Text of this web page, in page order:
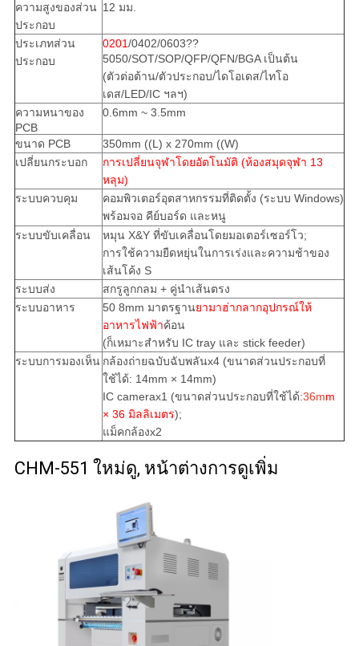
ความสูงของส่วน
ประกอบ
12 มม.
ประเภทส่วน
ประกอบ
0201/0402/0603??
5050/SOT/SOP/QFP/QFN/BGA เป็นต้น
(ตัวต่อต้าน/ตัวประกอบ/ไดโอเดส/ไทโอ
เดส/LED/IC ฯลฯ)
ความหนาของ
PCB
0.6mm ~ 3.5mm
ขนาด PCB
350mm ((L) x 270mm ((W)
เปลี่ยนกระบอก
การเปลี่ยนจุฬาโดยอัตโนมัติ (ห้องสมุดจุฬา 13
หลุม)
ระบบควบคุม
คอมพิวเตอร์อุตสาหกรรมที่ติดตั้ง (ระบบ Windows)
พร้อมจอ คีย์บอร์ด และหนู
ระบบขับเคลื่อน
หมุน X&Y ที่ขับเคลื่อนโดยมอเตอร์เซอร์โว;
การใช้ความยืดหยุ่นในการเร่งและความช้าของ
เส้นโค้ง S
ระบบส่ง
สกรูลูกกลม + คู่นําเส้นตรง
ระบบอาหาร
50 8mm มาตรฐานยามาฮ่ากลากอุปกรณ์ให้
อาหารไฟฟ้าค้อน
(ก็เหมาะสําหรับ IC tray และ stick feeder)
ระบบการมองเห็น กล้องถ่ายฉบับฉับพลันx4 (ขนาดส่วนประกอบที่
ใช้ได้: 14mm × 14mm)
IC camerax1 (ขนาดส่วนประกอบที่ใช้ได้:36mm
× 36 มิลลิเมตร);
แม็คกล้องx2
CHM-551 ใหม่ดู, หน้าต่างการดูเพิ่ม